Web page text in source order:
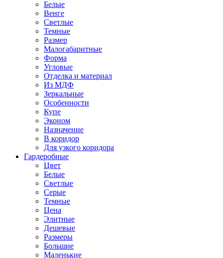
Белые
Венге
Светлые
Темные
Размер
Малогабаритные
Форма
Угловые
Отделка и материал
Из МДФ
Зеркальные
Особенности
Купе
Эконом
Назначение
В коридор
Для узкого коридора
Гардеробные
Цвет
Белые
Светлые
Серые
Темные
Цена
Элитные
Дешевые
Размеры
Большие
Маленькие